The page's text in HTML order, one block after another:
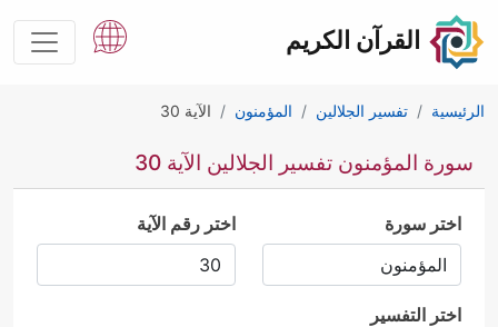
القرآن الكريم
الرئيسية تفسير الجلالين المؤمنون الآية 30
سورة المؤمنون تفسير الجلالين الآية 30
اختر سورة اختر رقم الآية
اختر التفسير